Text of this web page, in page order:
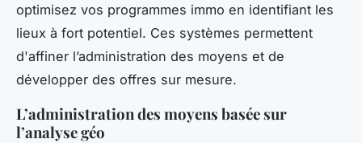
optimisez vos programmes immo en identifiant les
lieux à fort potentiel. Ces systèmes permettent
d'affiner l’administration des moyens et de
développer des offres sur mesure.
L’administration des moyens basée sur
l’analyse géo